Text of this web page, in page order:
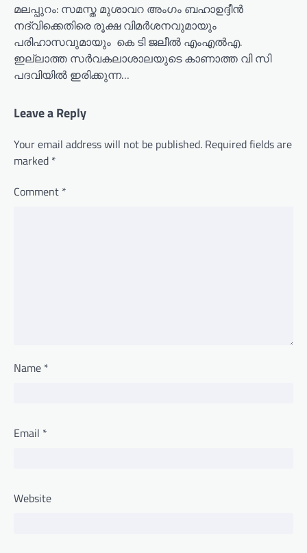
മലപ്പുറം: സമസ്ത മുശാവറ അംഗം ബഹാഉദ്ദീൻ
നദ്‌വിക്കെതിരെ രൂക്ഷ വിമർശനവുമായും
പരിഹാസവുമായും കെ ടി ജലീൽ എംഎൽഎ.
ഇല്ലാത്ത സർവകലാശാലയുടെ കാണാത്ത വി സി
പദവിയിൽ ഇരിക്കുന്ന…
Leave a Reply
Your email address will not be published. Required fields are
marked *
Comment *
Name *
Email *
Website